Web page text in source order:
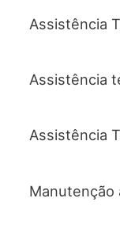
k
Assistência
Assistência
Assistência
Manutenção